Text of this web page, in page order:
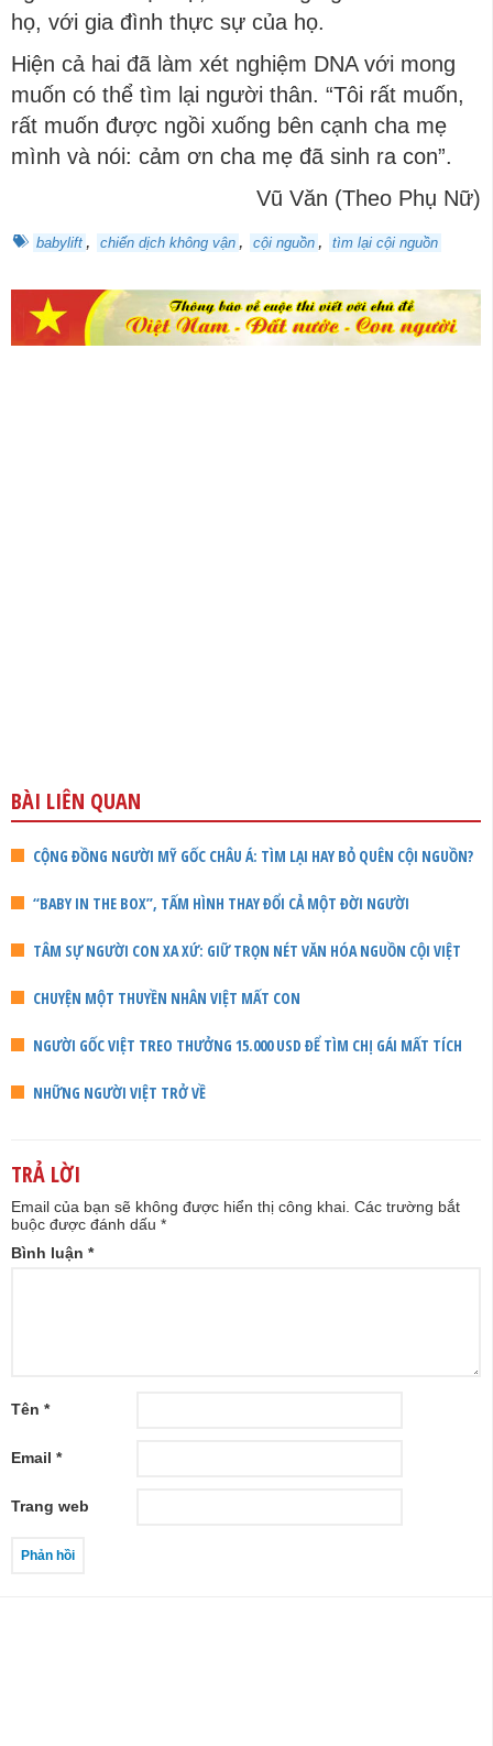
họ, với gia đình thực sự của họ.
Hiện cả hai đã làm xét nghiệm DNA với mong
muốn có thể tìm lại người thân. “Tôi rất muốn,
rất muốn được ngồi xuống bên cạnh cha mẹ
mình và nói: cảm ơn cha mẹ đã sinh ra con”.
Vũ Văn (Theo Phụ Nữ)
babylift , chiến dịch không vận , cội nguồn , tìm lại cội nguồn
BÀI LIÊN QUAN
CỘNG ĐỒNG NGƯỜI MỸ GỐC CHÂU Á: TÌM LẠI HAY BỎ QUÊN CỘI NGUỒN?
“BABY IN THE BOX”, TẤM HÌNH THAY ĐỔI CẢ MỘT ĐỜI NGƯỜI
TÂM SỰ NGƯỜI CON XA XỨ: GIỮ TRỌN NÉT VĂN HÓA NGUỒN CỘI VIỆT
CHUYỆN MỘT THUYỀN NHÂN VIỆT MẤT CON
NGƯỜI GỐC VIỆT TREO THƯỞNG 15.000 USD ĐỂ TÌM CHỊ GÁI MẤT TÍCH
NHỮNG NGƯỜI VIỆT TRỞ VỀ
TRẢ LỜI
Email của bạn sẽ không được hiển thị công khai. Các trường bắt
buộc được đánh dấu *
Bình luận *
Tên *
Email *
Trang web